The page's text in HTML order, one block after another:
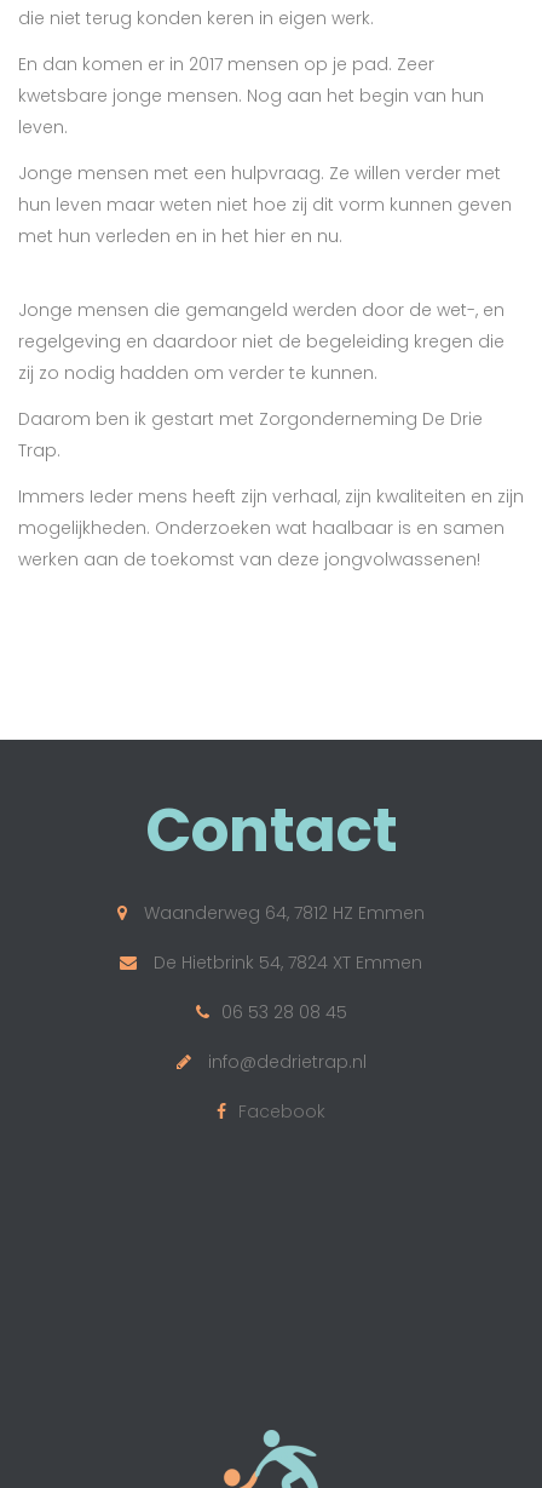
die niet terug konden keren in eigen werk.
En dan komen er in 2017 mensen op je pad. Zeer
kwetsbare jonge mensen. Nog aan het begin van hun
leven.
Jonge mensen met een hulpvraag. Ze willen verder met
hun leven maar weten niet hoe zij dit vorm kunnen geven
met hun verleden en in het hier en nu.
Jonge mensen die gemangeld werden door de wet-, en
regelgeving en daardoor niet de begeleiding kregen die
zij zo nodig hadden om verder te kunnen.
Daarom ben ik gestart met Zorgonderneming De Drie
Trap.
Immers Ieder mens heeft zijn verhaal, zijn kwaliteiten en zijn
mogelijkheden. Onderzoeken wat haalbaar is en samen
werken aan de toekomst van deze jongvolwassenen!
Contact
Waanderweg 64, 7812 HZ Emmen
De Hietbrink 54, 7824 XT Emmen
06 53 28 08 45
info@dedrietrap.nl
Facebook